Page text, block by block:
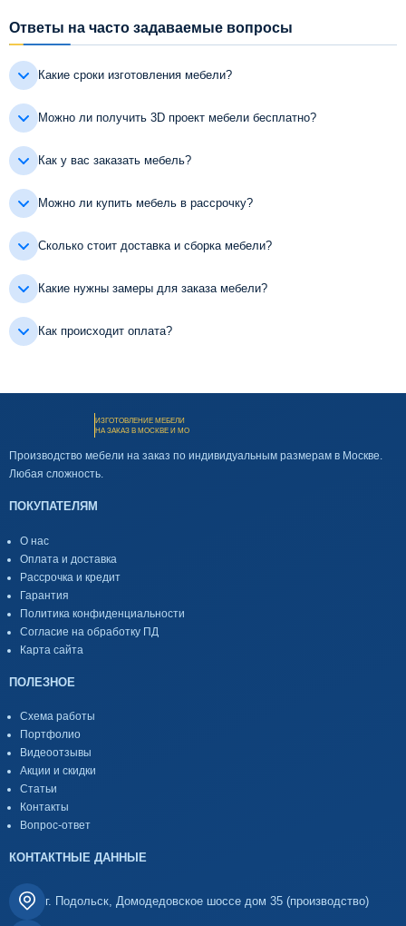
Ответы на часто задаваемые вопросы
Какие сроки изготовления мебели?
Можно ли получить 3D проект мебели бесплатно?
Как у вас заказать мебель?
Можно ли купить мебель в рассрочку?
Сколько стоит доставка и сборка мебели?
Какие нужны замеры для заказа мебели?
Как происходит оплата?
ИЗГОТОВЛЕНИЕ МЕБЕЛИ
НА ЗАКАЗ В МОСКВЕ И МО
Производство мебели на заказ по индивидуальным размерам в Москве.
Любая сложность.
ПОКУПАТЕЛЯМ
О нас
Оплата и доставка
Рассрочка и кредит
Гарантия
Политика конфиденциальности
Согласие на обработку ПД
Карта сайта
ПОЛЕЗНОЕ
Схема работы
Портфолио
Видеоотзывы
Акции и скидки
Статьи
Контакты
Вопрос-ответ
КОНТАКТНЫЕ ДАННЫЕ
г. Подольск, Домодедовское шоссе дом 35 (производство)